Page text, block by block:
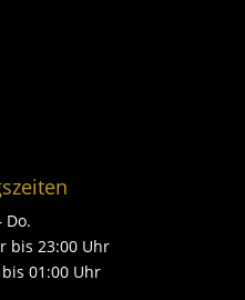
Do.
bis 23:00 Uhr
01:00 Uhr